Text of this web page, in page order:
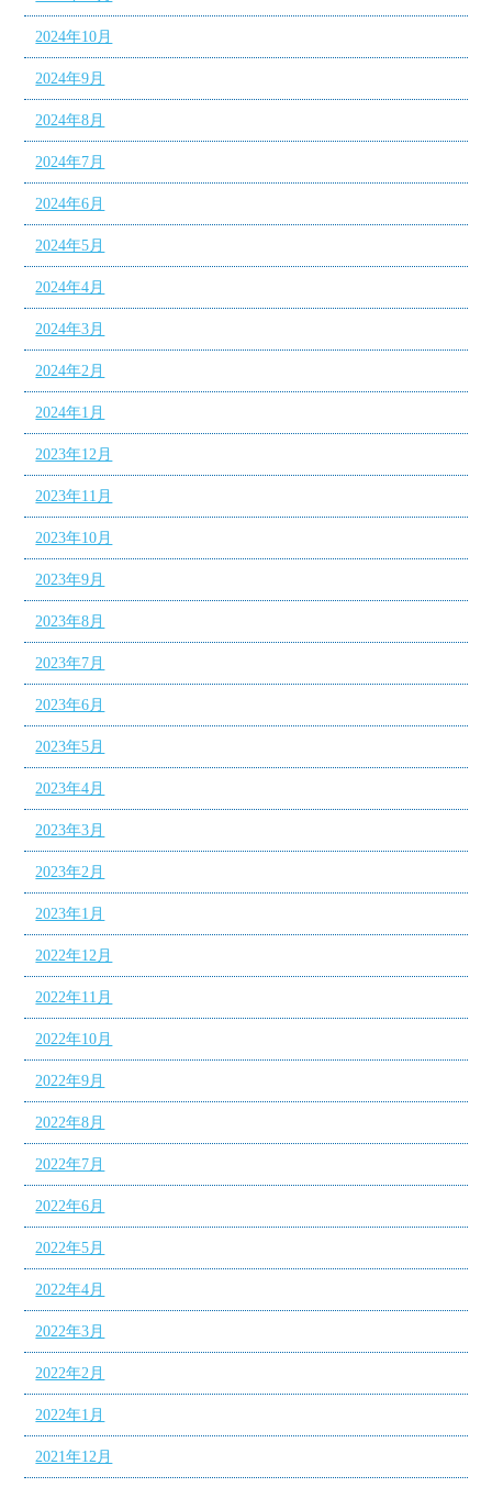
2024年10月
2024年9月
2024年8月
2024年7月
2024年6月
2024年5月
2024年4月
2024年3月
2024年2月
2024年1月
2023年12月
2023年11月
2023年10月
2023年9月
2023年8月
2023年7月
2023年6月
2023年5月
2023年4月
2023年3月
2023年2月
2023年1月
2022年12月
2022年11月
2022年10月
2022年9月
2022年8月
2022年7月
2022年6月
2022年5月
2022年4月
2022年3月
2022年2月
2022年1月
2021年12月